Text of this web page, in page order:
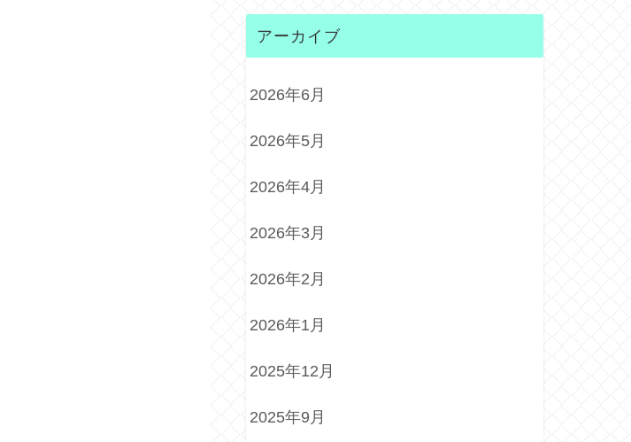
アーカイブ
2026年6月
2026年5月
2026年4月
2026年3月
2026年2月
2026年1月
2025年12月
2025年9月